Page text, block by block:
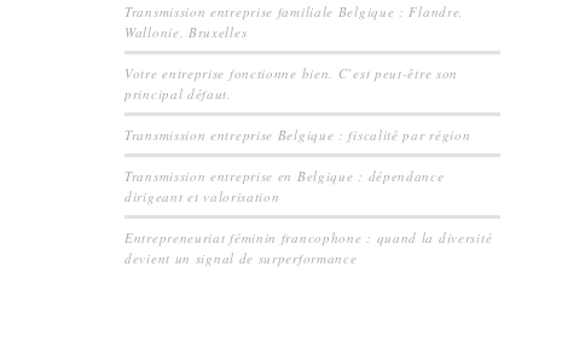
Transmission entreprise familiale Belgique : Flandre,
Wallonie, Bruxelles
Votre entreprise fonctionne bien. C’est peut-être son
principal défaut.
Transmission entreprise Belgique : fiscalité par région
Transmission entreprise en Belgique : dépendance
dirigeant et valorisation
Entrepreneuriat féminin francophone : quand la diversité
devient un signal de surperformance